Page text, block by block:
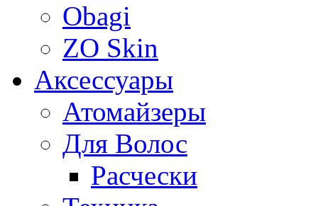
Obagi
ZO Skin
Aксессуары
Атомайзеры
Для Волос
Расчески